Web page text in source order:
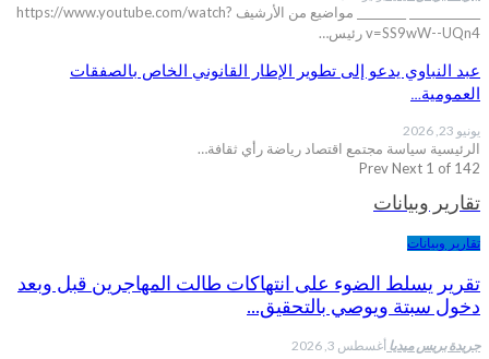
_____________ _________ مواضيع من الأرشيف https://www.youtube.com/watch?
v=SS9wW--UQn4 رئيس…
عبد النباوي يدعو إلى تطوير الإطار القانوني الخاص بالصفقات
العمومية…
يونيو 23, 2026
الرئيسية سياسة مجتمع اقتصاد رياضة رأي ثقافة…
PrevNext 1 of 142
تقارير وبيانات
تقارير وبيانات
تقرير يسلط الضوء على انتهاكات طالت المهاجرين قبل وبعد
دخول سبتة ويوصي بالتحقيق…
جريدة بريس ميديا أغسطس 3, 2026